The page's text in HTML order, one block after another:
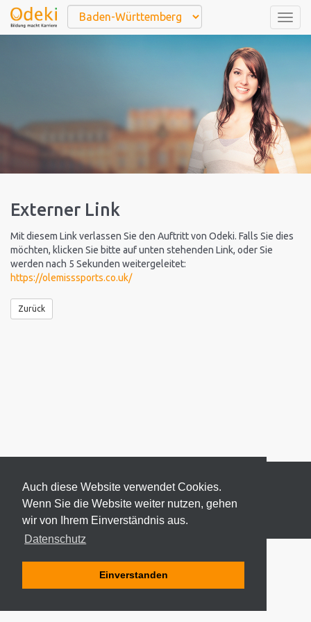
Auch diese Website verwendet Cookies.
Wenn Sie die Website weiter nutzen, gehen
wir von Ihrem Einverständnis aus.
Datenschutz
Einverstanden
Externer Link
Mit diesem Link verlassen Sie den Auftritt von Odeki. Falls Sie dies
möchten, klicken Sie bitte auf unten stehenden Link, oder Sie
werden nach 5 Sekunden weitergeleitet:
https://olemisssports.co.uk/
Zurück
© 2026 ODEKI - ALLE RECHTE VORBEHALTEN